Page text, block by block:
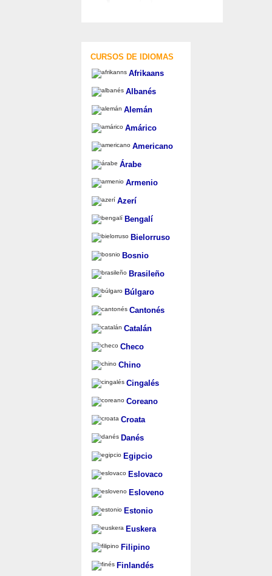
CURSOS DE IDIOMAS
Afrikaans
Albanés
Alemán
Amárico
Americano
Árabe
Armenio
Azerí
Bengalí
Bielorruso
Bosnio
Brasileño
Búlgaro
Cantonés
Catalán
Checo
Chino
Cingalés
Coreano
Croata
Danés
Egipcio
Eslovaco
Esloveno
Estonio
Euskera
Filipino
Finlandés